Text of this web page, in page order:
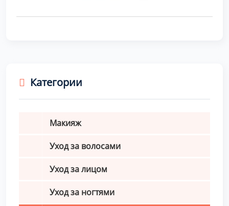
Категории
Макияж
Уход за волосами
Уход за лицом
Уход за ногтями